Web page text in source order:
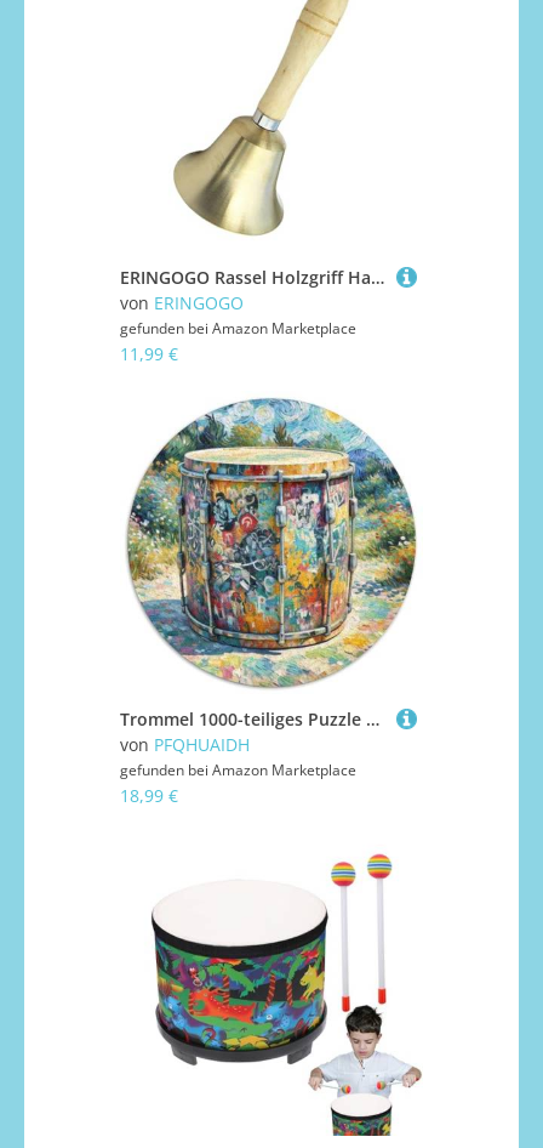
ERINGOGO Rassel Holzgriff Handrassel Klangspielzeug Weiches Klingeln Fördert Feinmotorik und für Neugeborene und Junge Mädchen Geschenkidee
von ERINGOGO
gefunden bei Amazon Marketplace
11,99 €
Trommel 1000-teiliges Puzzle Für Erwachsene Kinder Musikinstrumente Anspruchsvolles Puzzle Entspannend Familienspielabende Spielzeug Geschenk 1000pcs (67.5x67.5cm)
von PFQHUAIDH
gefunden bei Amazon Marketplace
18,99 €